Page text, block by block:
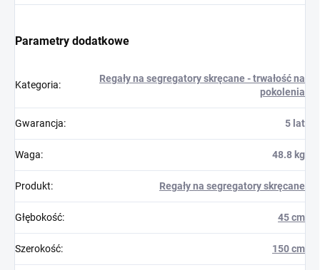
Parametry dodatkowe
Kategoria:
Regały na segregatory skręcane - trwałość na
pokolenia
Gwarancja: 5 lat
Waga: 48.8 kg
Produkt: Regały na segregatory skręcane
Głębokość: 45 cm
Szerokość: 150 cm